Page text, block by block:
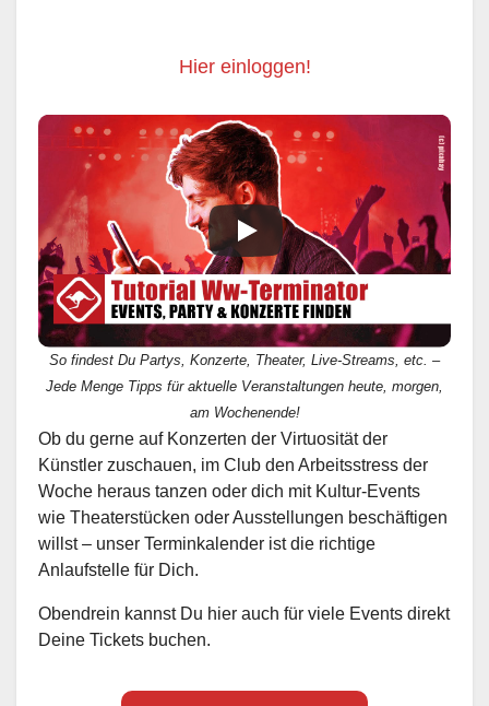
Hier einloggen!
So findest Du Partys, Konzerte, Theater, Live-Streams, etc. –
Jede Menge Tipps für aktuelle Veranstaltungen heute, morgen,
am Wochenende!
Ob du gerne auf Konzerten der Virtuosität der
Künstler zuschauen, im Club den Arbeitsstress der
Woche heraus tanzen oder dich mit Kultur-Events
wie Theaterstücken oder Ausstellungen beschäftigen
willst – unser Terminkalender ist die richtige
Anlaufstelle für Dich.
Obendrein kannst Du hier auch für viele Events direkt
Deine Tickets buchen.